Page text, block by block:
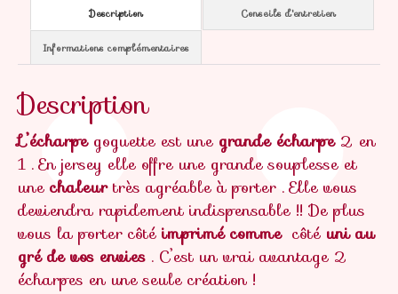
Description Conseils d'entretien
Informations complémentaires
Description
L’écharpe goguette est une grande écharpe2 en
1 . En jersey elle offre une grande souplesse et
une chaleurtrès agréable à porter . Elle vous
deviendra rapidement indispensable !! De plus
vous la porter côté imprimé comme côté uni au
gré de vos envies . C’est un vrai avantage 2
écharpes en une seule création !